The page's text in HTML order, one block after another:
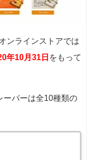
ンラインストアでは
年10月31日 をもって
ーバーは全10種類の